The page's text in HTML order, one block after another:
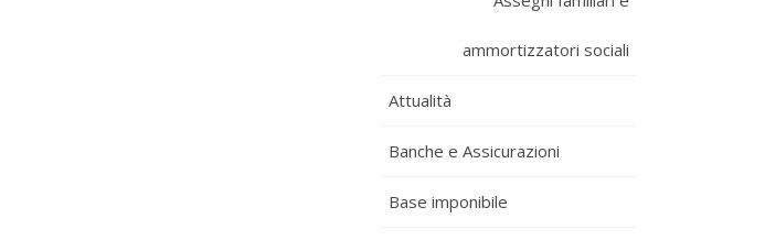
ammortizzatori sociali
Attualità
Banche e Assicurazioni
Base imponibile